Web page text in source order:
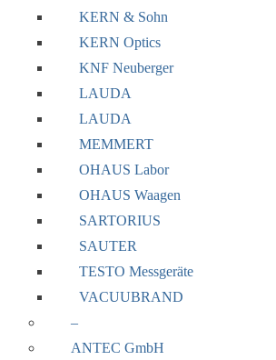
KERN & Sohn
KERN Optics
KNF Neuberger
LAUDA
LAUDA
MEMMERT
OHAUS Labor
OHAUS Waagen
SARTORIUS
SAUTER
TESTO Messgeräte
VACUUBRAND
–
ANTEC GmbH